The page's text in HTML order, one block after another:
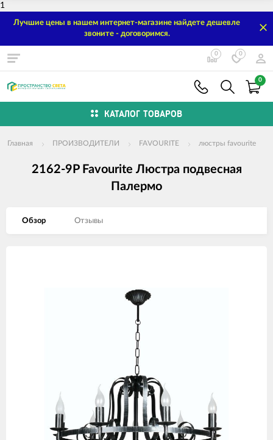
1
Лучшие цены в нашем интернет-магазине найдете дешевле
звоните - договоримся.
0 0
0
КАТАЛОГ ТОВАРОВ
Главная ПРОИЗВОДИТЕЛИ FAVOURITE люстры favourite
2162-9P Favourite Люстра подвесная
Палермо
Обзор Отзывы